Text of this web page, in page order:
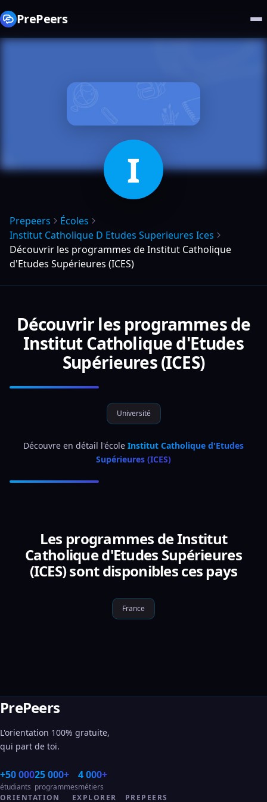
PrePeers
I
Prepeers
Écoles
Institut Catholique D Etudes Superieures Ices
Découvrir les programmes de Institut Catholique
d'Etudes Supérieures (ICES)
Découvrir les programmes de
Institut Catholique d'Etudes
Supérieures (ICES)
Université
Découvre en détail l'école Institut Catholique d'Etudes
Supérieures (ICES)
Les programmes de Institut
Catholique d'Etudes Supérieures
(ICES) sont disponibles ces pays
France
PrePeers
L'orientation 100% gratuite,
qui part de toi.
+50 000
étudiants
25 000+
programmes
4 000+
métiers
ORIENTATION
EXPLORER PREPEERS